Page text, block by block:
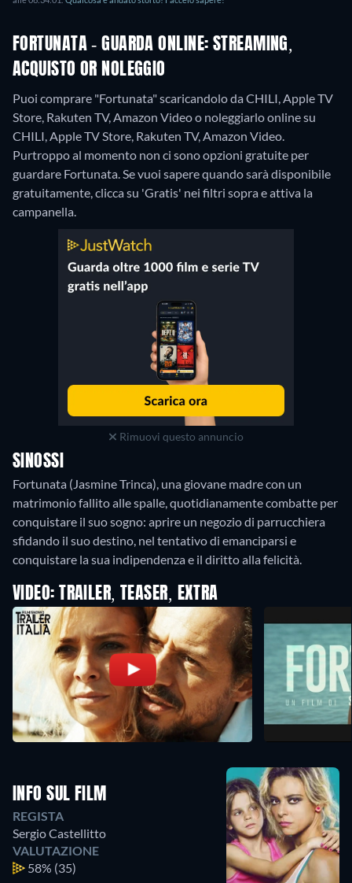
FORTUNATA - GUARDA ONLINE: STREAMING,
ACQUISTO OR NOLEGGIO
Puoi comprare "Fortunata" scaricandolo da CHILI, Apple TV
Store, Rakuten TV, Amazon Video o noleggiarlo online su
CHILI, Apple TV Store, Rakuten TV, Amazon Video.
Purtroppo al momento non ci sono opzioni gratuite per
guardare Fortunata. Se vuoi sapere quando sarà disponibile
gratuitamente, clicca su 'Gratis' nei filtri sopra e attiva la
campanella.
Rimuovi questo annuncio
SINOSSI
Fortunata (Jasmine Trinca), una giovane madre con un
matrimonio fallito alle spalle, quotidianamente combatte per
conquistare il suo sogno: aprire un negozio di parrucchiera
sfidando il suo destino, nel tentativo di emanciparsi e
conquistare la sua indipendenza e il diritto alla felicità.
VIDEO: TRAILER, TEASER, EXTRA
INFO SUL FILM
REGISTA
Sergio Castellitto
VALUTAZIONE
58% (35)